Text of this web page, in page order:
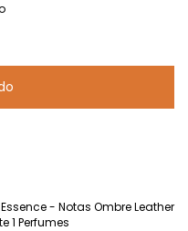
- Notas Ombre Leather
1 Perfumes